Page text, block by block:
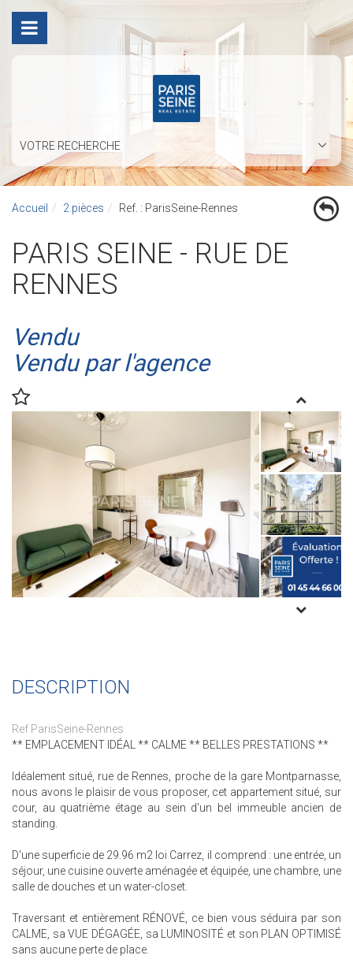
VOTRE RECHERCHE
Accueil 2 pièces Ref. : ParisSeine-Rennes
PARIS SEINE - RUE DE
RENNES
Vendu
Vendu par l'agence
DESCRIPTION
Ref ParisSeine-Rennes
** EMPLACEMENT IDÉAL ** CALME ** BELLES PRESTATIONS **
Idéalement situé, rue de Rennes, proche de la gare Montparnasse,
nous avons le plaisir de vous proposer, cet appartement situé, sur
cour, au quatrième étage au sein d'un bel immeuble ancien de
standing.
D'une superficie de 29.96 m2 loi Carrez, il comprend : une entrée, un
séjour, une cuisine ouverte aménagée et équipée, une chambre, une
salle de douches et un water-closet.
Traversant et entièrement RÉNOVÉ, ce bien vous séduira par son
CALME, sa VUE DÉGAGÉE, sa LUMINOSITÉ et son PLAN OPTIMISÉ
sans aucune perte de place.